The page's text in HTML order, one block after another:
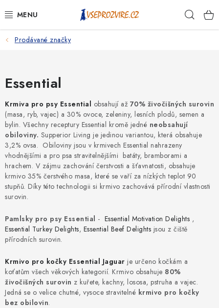
na
PSI
ANTIPARAZITIKA
PRO CHOVATELE
NA NEMOCI
KRÁLÍCI/HLODAVCI/PTÁCI
SLEVY
Ceník dopravy Kontakty
Obchodní podmínky
Podmínky ochrany osobních údajů
Prodávané značky
Essential
Krmiva pro psy Essential obsahují až 70% živočišných surovin
(masa, ryb, vajec) a 30% ovoce, zeleniny, lesních plodů, semen a
bylin. Všechny receptury Essential kromě jedné neobsahují
obiloviny. Supperior Living je jedinou variantou, která obsahuje
3,2% ovsa. Obiloviny jsou v krmivech Essential nahrazeny
vhodnějšími a pro psa stravitelnějšími batáty, bramborami a
hrachem. V zájmu zachování čerstvosti a šťavnatosti, obsahuje
krmivo 35% čerstvého masa, které se vaří za nízkých teplot 90
stupňů. Díky této technologii si krmivo zachovává přírodní vlastnosti
surovin.
Pamlsky pro psy Essential - Essential Motivation Delights ,
Essential Turkey Delights, Essential Beef Delights jsou z čiště
přírodních surovin.
Krmivo pro kočky Essential Jaguar je určeno kočkám a
koťatům všech věkových kategorií. Krmivo obsahuje 80%
živočišných surovin z kuřete, kachny, lososa, pstruha a vajec.
Jedná se o velice chutné, vysoce stravitelné krmivo pro kočky
bez obilovin.